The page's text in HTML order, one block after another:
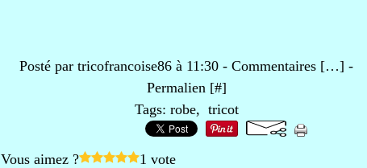
Posté par tricofrancoise86 à 11:30 - Commentaires […] -
Permalien [#]
Tags: robe, tricot
Vous aimez ? 1 vote